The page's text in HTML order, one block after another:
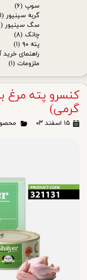
گرمی)
۱۵ اسفند ۰۳
سوپ (۶)
گربه سینیور (۱)
سگ سینیور (۱)
چانک (۸)
پته ۹۰
(۱)
راهنمای خرید
ملزومات (۱)